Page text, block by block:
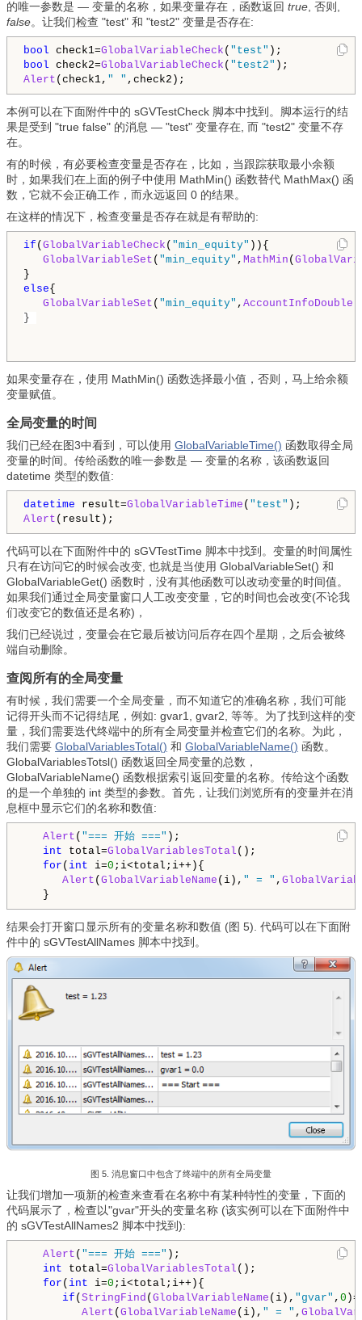
的唯一参数是 — 变量的名称，如果变量存在，函数返回 true , 否则,
false。让我们检查 "test" 和 "test2" 变量是否存在:
bool check1=GlobalVariableCheck ( "test"
bool check2=GlobalVariableCheck ( "test2"
Alert (check1, " "
本例可以在下面附件中的 sGVTestCheck 脚本中找到。脚本运行的结
果是受到 "true false" 的消息 — "test" 变量存在, 而 "test2" 变量不存
在。
有的时候，有必要检查变量是否存在，比如，当跟踪获取最小余额
时，如果我们在上面的例子中使用 MathMin() 函数替代 MathMax() 函
数，它就不会正确工作，而永远返回 0 的结果。
在这样的情况下，检查变量是否存在就是有帮助的:
if ( GlobalVariableCheck ( "min_equity" )){
GlobalVariableSet ( "min_equity" , MathMin (
else{
GlobalVariableSet ( "min_equity" , AccountInfoDouble
}
如果变量存在，使用 MathMin() 函数选择最小值，否则，马上给余额
变量赋值。
全局变量的时间
我们已经在图3中看到，可以使用 GlobalVariableTime() 函数取得全局
变量的时间。传给函数的唯一参数是 — 变量的名称，该函数返回
datetime 类型的数值:
datetime result=GlobalVariableTime ( "test"
Alert
代码可以在下面附件中的 sGVTestTime 脚本中找到。变量的时间属性
只有在访问它的时候会改变, 也就是当使用 GlobalVariableSet() 和
GlobalVariableGet() 函数时，没有其他函数可以改动变量的时间值。
如果我们通过全局变量窗口人工改变变量，它的时间也会改变(不论我
们改变它的数值还是名称)，
我们已经说过，变量会在它最后被访问后存在四个星期，之后会被终
端自动删除。
查阅所有的全局变量
有时候，我们需要一个全局变量，而不知道它的准确名称，我们可能
记得开头而不记得结尾，例如: gvar1, gvar2, 等等。为了找到这样的变
量，我们需要迭代终端中的所有全局变量并检查它们的名称。为此，
我们需要 GlobalVariablesTotal() 和 GlobalVariableName() 函数。
GlobalVariablesTotsl() 函数返回全局变量的总数，
GlobalVariableName() 函数根据索引返回变量的名称。传给这个函数
的是一个单独的 int 类型的参数。首先，让我们浏览所有的变量并在消
息框中显示它们的名称和数值:
Alert ( "=== 开始 ===" );
int total=GlobalVariablesTotal ();
for ( int i=0 ;i<total;i++){
Alert ( GlobalVariableName (i), " = " ,
结果会打开窗口显示所有的变量名称和数值 (图 5). 代码可以在下面附
件中的 sGVTestAllNames 脚本中找到。
图 5. 消息窗口中包含了终端中的所有全局变量
让我们增加一项新的检查来查看在名称中有某种特性的变量，下面的
代码展示了，检查以"gvar"开头的变量名称 (该实例可以在下面附件中
的 sGVTestAllNames2 脚本中找到):
Alert ( "=== 开始 ===" );
int total=GlobalVariablesTotal ();
for ( int i=0 ;i<total;i++){
if ( StringFind ( GlobalVariableName (i), "gvar" , 0
Alert ( GlobalVariableName (i), " = " ,